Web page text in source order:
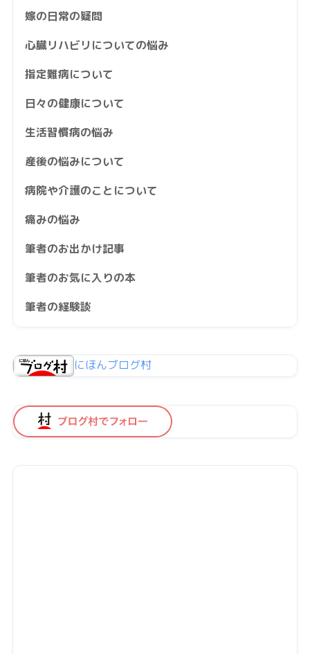
嫁の日常の疑問
心臓リハビリについての悩み
指定難病について
日々の健康について
生活習慣病の悩み
産後の悩みについて
病院や介護のことについて
痛みの悩み
筆者のお出かけ記事
筆者のお気に入りの本
筆者の経験談
にほんブログ村